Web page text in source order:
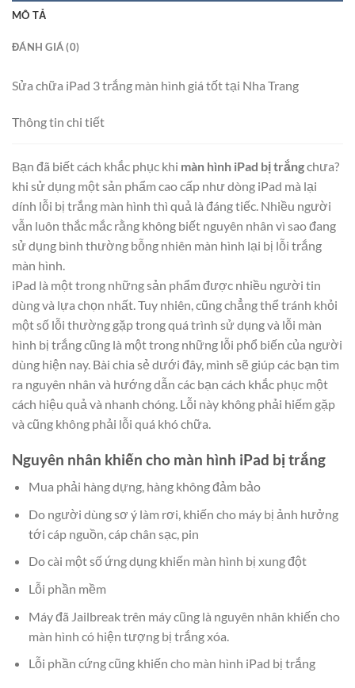
MÔ TẢ
ĐÁNH GIÁ (0)
Sửa chữa iPad 3 trắng màn hình giá tốt tại Nha Trang
Thông tin chi tiết
Bạn đã biết cách khắc phục khi màn hình iPad bị trắngchưa?
khi sử dụng một sản phẩm cao cấp như dòng iPad mà lại
dính lỗi bị trắng màn hình thì quả là đáng tiếc. Nhiều người
vẫn luôn thắc mắc rằng không biết nguyên nhân vì sao đang
sử dụng bình thường bỗng nhiên màn hình lại bị lỗi trắng
màn hình.
iPad là một trong những sản phẩm được nhiều người tin
dùng và lựa chọn nhất. Tuy nhiên, cũng chẳng thể tránh khỏi
một số lỗi thường gặp trong quá trình sử dụng và lỗi màn
hình bị trắng cũng là một trong những lỗi phổ biến của người
dùng hiện nay. Bài chia sẻ dưới đây, mình sẽ giúp các bạn tìm
ra nguyên nhân và hướng dẫn các bạn cách khắc phục một
cách hiệu quả và nhanh chóng. Lỗi này không phải hiếm gặp
và cũng không phải lỗi quá khó chữa.
Nguyên nhân khiến cho màn hình iPad bị trắng
Mua phải hàng dựng, hàng không đảm bảo
Do người dùng sơ ý làm rơi, khiến cho máy bị ảnh hưởng
tới cáp nguồn, cáp chân sạc, pin
Do cài một số ứng dụng khiến màn hình bị xung đột
Lỗi phần mềm
Máy đã Jailbreak trên máy cũng là nguyên nhân khiến cho
màn hình có hiện tượng bị trắng xóa.
Lỗi phần cứng cũng khiến cho màn hình iPad bị trắng